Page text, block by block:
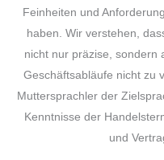
Feinheiten und
haben. Wir verstehen,
nicht nur präzise, sondern
Geschäftsabläufe nicht zu
Muttersprachler der
Kenntnisse der
und